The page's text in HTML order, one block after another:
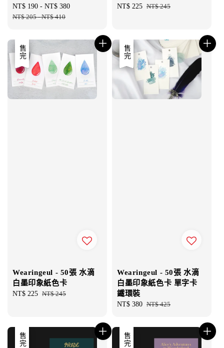
Sale
price
NT$ 190 - NT$ 380
NT$ 205-NT$ 410
Sale
NT$ 225 Regular
NT$ 245
優惠
售完
Wearingeul - 50張 水滴
白墨印象紙色卡
Sale
NT$ 225 Regular
NT$ 245
優惠
售完
Wearingeul - 50張 水滴
白墨印象紙色卡 單字卡
鐵環裝
Sale
NT$ 380 Regular
NT$ 425
售完 售完